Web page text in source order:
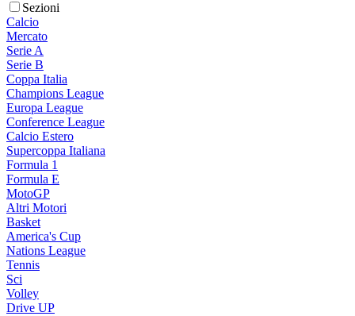
Sezioni
Calcio
Mercato
Serie A
Serie B
Coppa Italia
Champions League
Europa League
Conference League
Calcio Estero
Supercoppa Italiana
Formula 1
Formula E
MotoGP
Altri Motori
Basket
America's Cup
Nations League
Tennis
Sci
Volley
Drive UP